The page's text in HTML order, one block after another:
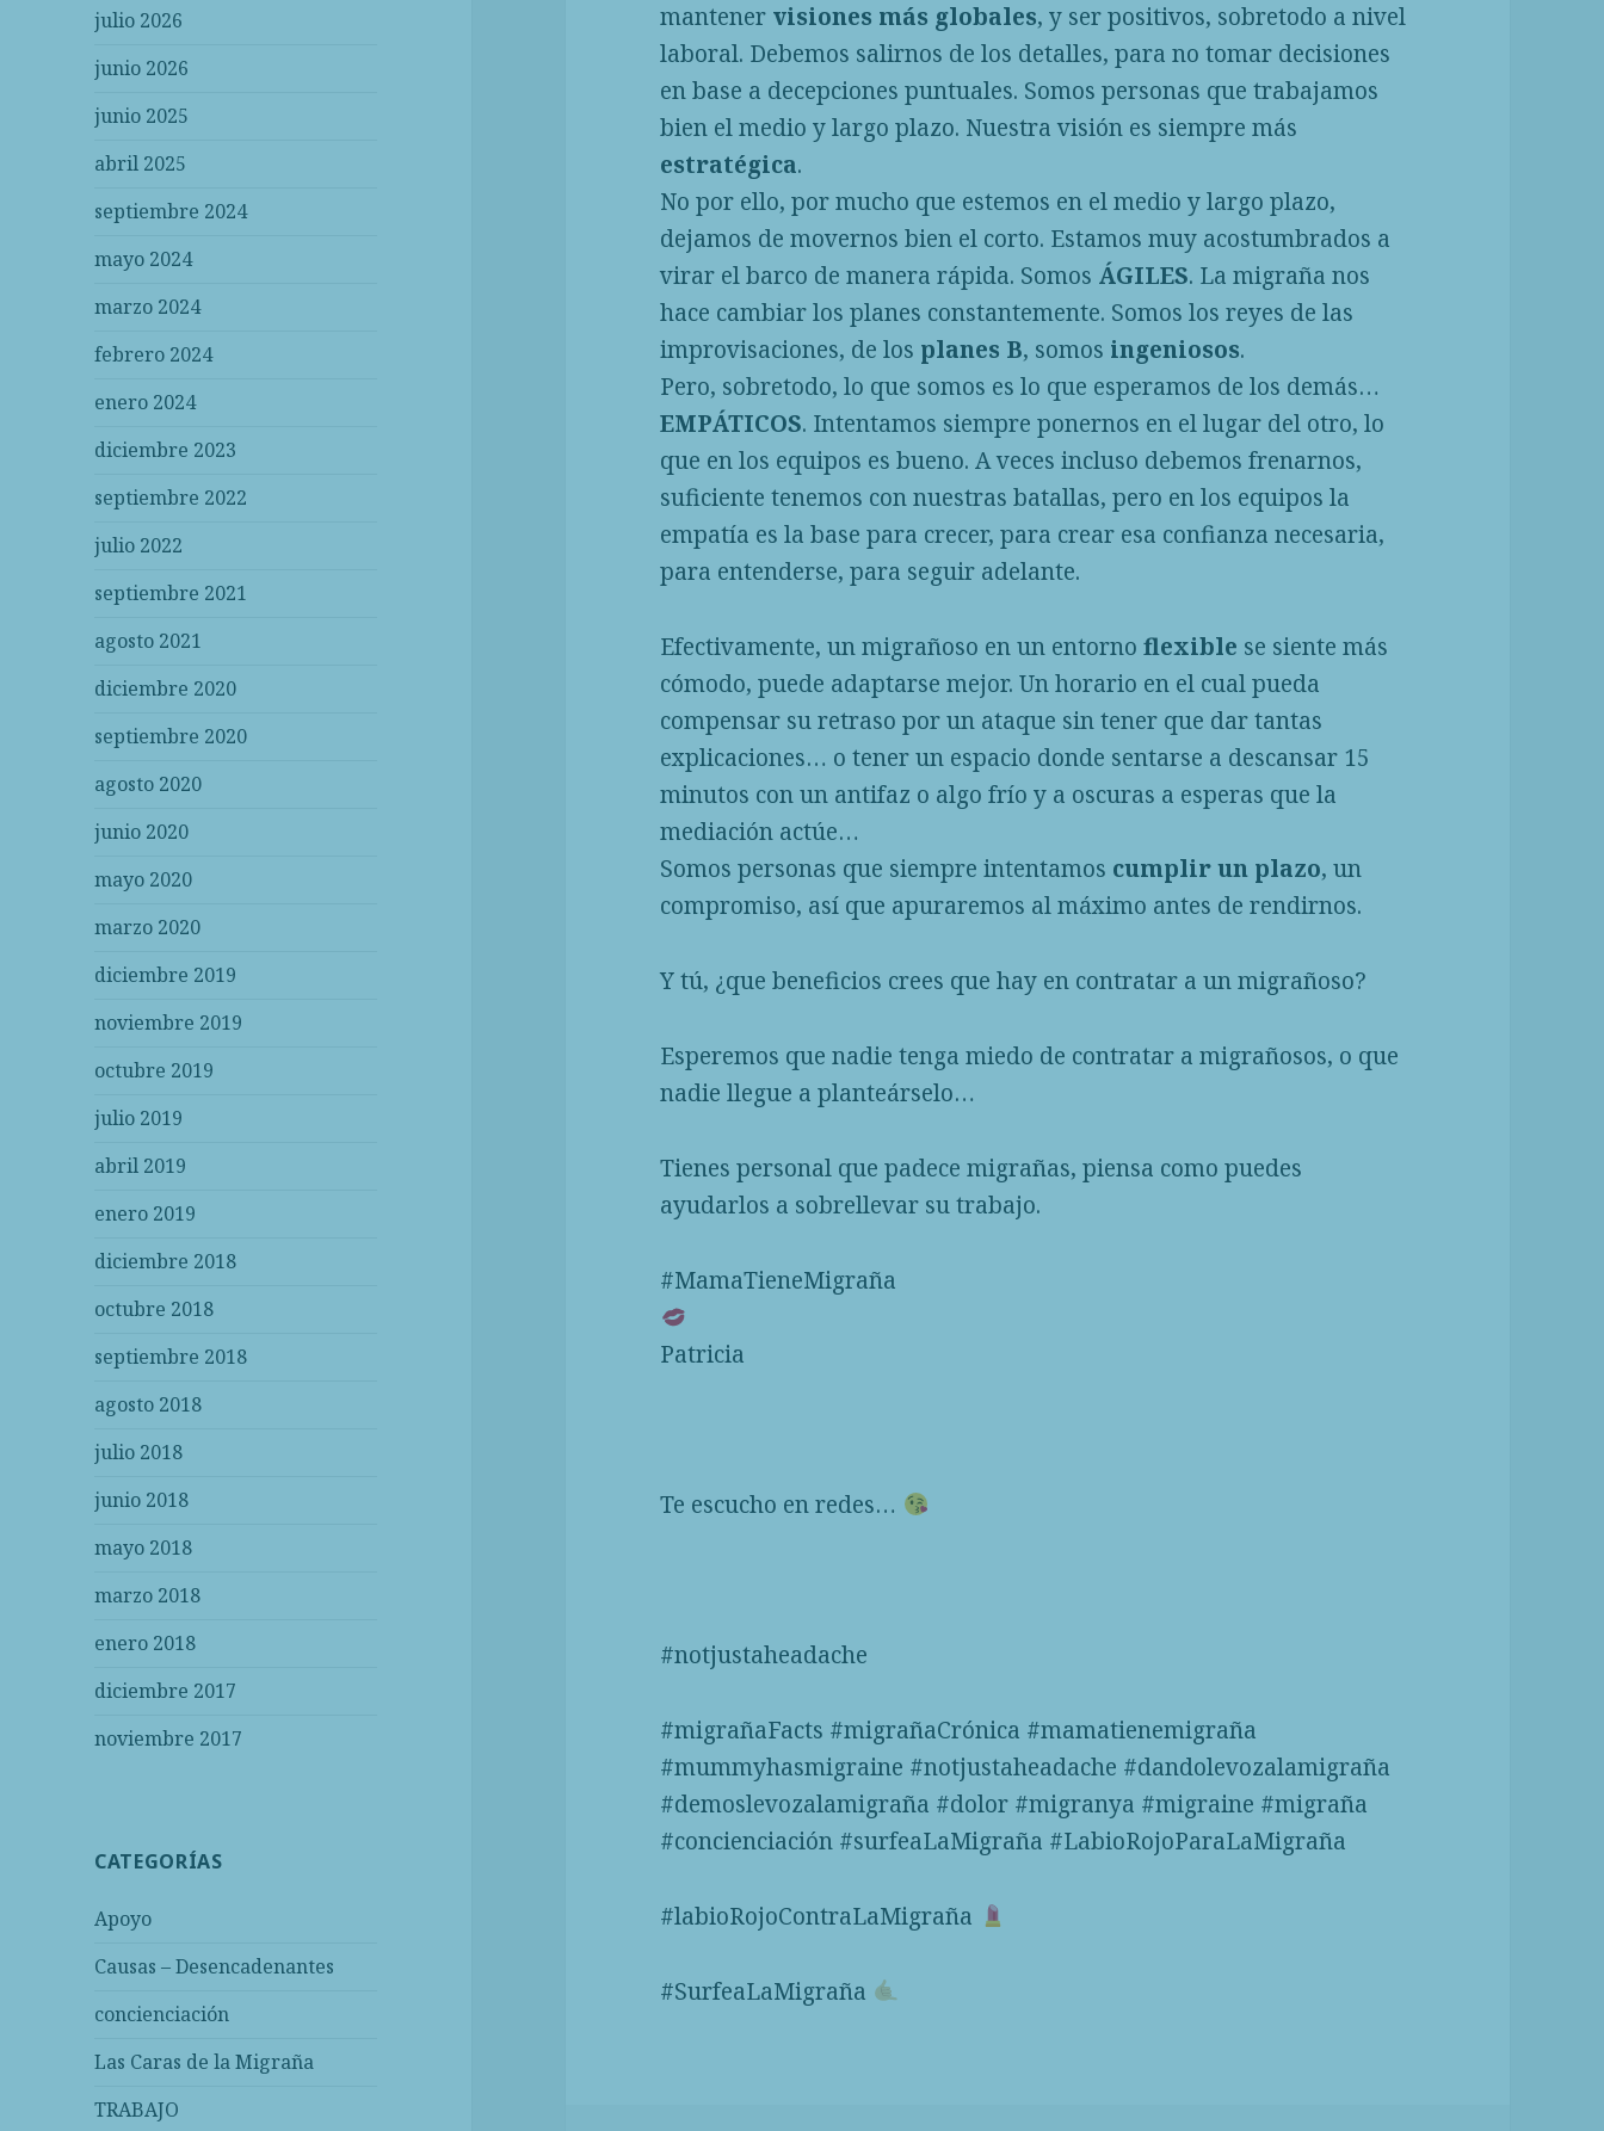
julio 2026
junio 2026
junio 2025
abril 2025
septiembre 2024
mayo 2024
marzo 2024
febrero 2024
enero 2024
diciembre 2023
septiembre 2022
julio 2022
septiembre 2021
agosto 2021
diciembre 2020
septiembre 2020
agosto 2020
junio 2020
mayo 2020
marzo 2020
diciembre 2019
noviembre 2019
octubre 2019
julio 2019
abril 2019
enero 2019
diciembre 2018
octubre 2018
septiembre 2018
agosto 2018
julio 2018
junio 2018
mayo 2018
marzo 2018
enero 2018
diciembre 2017
noviembre 2017
CATEGORÍAS
Apoyo
Causas – Desencadenantes
concienciación
Las Caras de la Migraña
TRABAJO
mantener visiones más globales, y ser positivos, sobretodo a nivel
laboral. Debemos salirnos de los detalles, para no tomar decisiones
en base a decepciones puntuales. Somos personas que trabajamos
bien el medio y largo plazo. Nuestra visión es siempre más
estratégica.
No por ello, por mucho que estemos en el medio y largo plazo,
dejamos de movernos bien el corto. Estamos muy acostumbrados a
virar el barco de manera rápida. Somos ÁGILES. La migraña nos
hace cambiar los planes constantemente. Somos los reyes de las
improvisaciones, de los planes B, somos ingeniosos.
Pero, sobretodo, lo que somos es lo que esperamos de los demás…
EMPÁTICOS. Intentamos siempre ponernos en el lugar del otro, lo
que en los equipos es bueno. A veces incluso debemos frenarnos,
suficiente tenemos con nuestras batallas, pero en los equipos la
empatía es la base para crecer, para crear esa confianza necesaria,
para entenderse, para seguir adelante.
Efectivamente, un migrañoso en un entornoflexible se siente más
cómodo, puede adaptarse mejor. Un horario en el cual pueda
compensar su retraso por un ataque sin tener que dar tantas
explicaciones… o tener un espacio donde sentarse a descansar 15
minutos con un antifaz o algo frío y a oscuras a esperas que la
mediación actúe…
Somos personas que siempre intentamos cumplir un plazo, un
compromiso, así que apuraremos al máximo antes de rendirnos.
Y tú, ¿que beneficios crees que hay en contratar a un migrañoso?
Esperemos que nadie tenga miedo de contratar a migrañosos, o que
nadie llegue a planteárselo…
Tienes personal que padece migrañas, piensa como puedes
ayudarlos a sobrellevar su trabajo.
#MamaTieneMigraña
Patricia
Te escucho en redes…
#notjustaheadache
#migrañaFacts #migrañaCrónica #mamatienemigraña
#mummyhasmigraine #notjustaheadache #dandolevozalamigraña
#demoslevozalamigraña #dolor #migranya #migraine #migraña
#concienciación #surfeaLaMigraña #LabioRojoParaLaMigraña
#labioRojoContraLaMigraña
#SurfeaLaMigraña